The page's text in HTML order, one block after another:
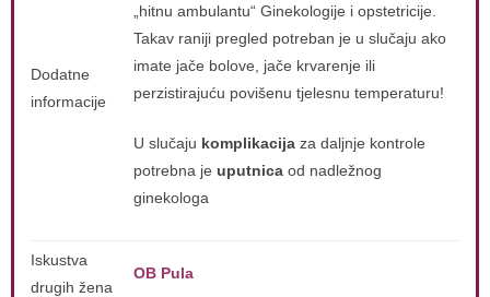
Dodatne
informacije
„hitnu ambulantu“ Ginekologije i opstetricije.
Takav raniji pregled potreban je u slučaju ako
imate jače bolove, jače krvarenje ili
perzistirajuću povišenu tjelesnu temperaturu!
U slučaju komplikacija za daljnje kontrole
potrebna je uputnica od nadležnog
ginekologa
Iskustva
drugih žena
OB Pula